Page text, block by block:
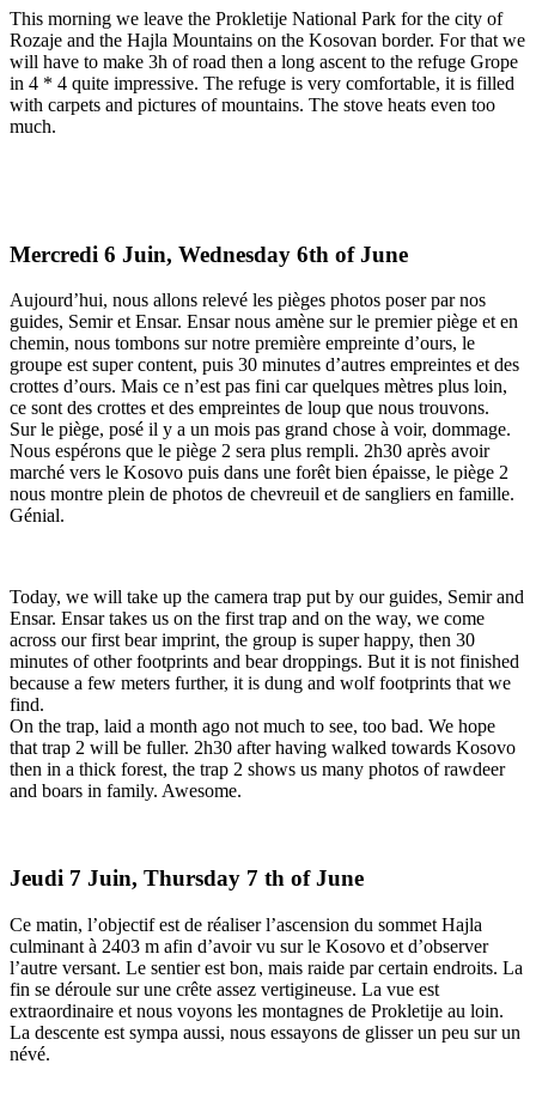
This morning we leave the Prokletije National Park for the city of
Rozaje and the Hajla Mountains on the Kosovan border. For that we
will have to make 3h of road then a long ascent to the refuge Grope
in 4 * 4 quite impressive. The refuge is very comfortable, it is filled
with carpets and pictures of mountains. The stove heats even too
much.
Mercredi 6 Juin, Wednesday 6th of June
Aujourd’hui, nous allons relevé les pièges photos poser par nos
guides, Semir et Ensar. Ensar nous amène sur le premier piège et en
chemin, nous tombons sur notre première empreinte d’ours, le
groupe est super content, puis 30 minutes d’autres empreintes et des
crottes d’ours. Mais ce n’est pas fini car quelques mètres plus loin,
ce sont des crottes et des empreintes de loup que nous trouvons.
Sur le piège, posé il y a un mois pas grand chose à voir, dommage.
Nous espérons que le piège 2 sera plus rempli. 2h30 après avoir
marché vers le Kosovo puis dans une forêt bien épaisse, le piège 2
nous montre plein de photos de chevreuil et de sangliers en famille.
Génial.
Today, we will take up the camera trap put by our guides, Semir and
Ensar. Ensar takes us on the first trap and on the way, we come
across our first bear imprint, the group is super happy, then 30
minutes of other footprints and bear droppings. But it is not finished
because a few meters further, it is dung and wolf footprints that we
find.
On the trap, laid a month ago not much to see, too bad. We hope
that trap 2 will be fuller. 2h30 after having walked towards Kosovo
then in a thick forest, the trap 2 shows us many photos of rawdeer
and boars in family. Awesome.
Jeudi 7 Juin, Thursday 7 th of June
Ce matin, l’objectif est de réaliser l’ascension du sommet Hajla
culminant à 2403 m afin d’avoir vu sur le Kosovo et d’observer
l’autre versant. Le sentier est bon, mais raide par certain endroits. La
fin se déroule sur une crête assez vertigineuse. La vue est
extraordinaire et nous voyons les montagnes de Prokletije au loin.
La descente est sympa aussi, nous essayons de glisser un peu sur un
névé.